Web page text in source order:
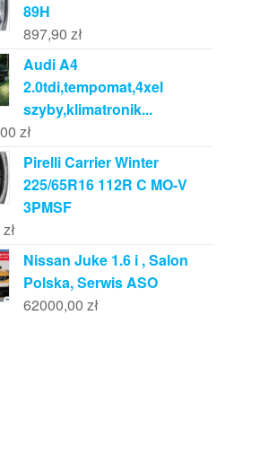
89H
897,90 zł
Audi A4
2.0tdi,tempomat,4xel
szyby,klimatronik...
zł
Pirelli Carrier Winter
225/65R16 112R C MO-V
3PMSF
zł
Nissan Juke 1.6 i , Salon
Polska, Serwis ASO
62000,00 zł